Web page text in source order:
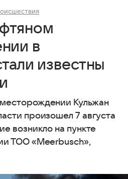
в
известны
Кульжан
произошел 7 августа
возникло на пункте
ТОО «Meerbusch»,